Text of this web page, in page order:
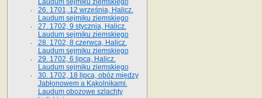
Laudum sejmiku ziemskiego
26. 1701, 12 września, Halicz.
Laudum sejmiku ziemskiego
27. 1702, 9 stycznia, Halicz.
Laudum sejmiku ziemskiego
28. 1702, 8 czerwca, Halicz.
Laudum sejmiku ziemskiego
29. 1702, 6 lipca, Halicz.
Laudum sejmiku ziemskiego
30. 1702, 18 lipca, obóz między
Jabłonowem a Kąkolnikami.
Laudum obozowe szlachty